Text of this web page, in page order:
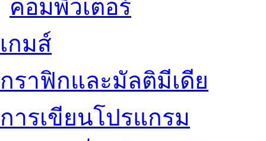
เกมส์
กราฟิกและมัลติมีเดีย
การเขียนโปรแกรม